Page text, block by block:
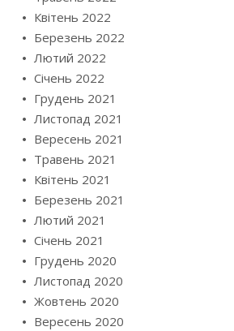
Квітень 2022
Березень 2022
Лютий 2022
Січень 2022
Грудень 2021
Листопад 2021
Вересень 2021
Травень 2021
Квітень 2021
Березень 2021
Лютий 2021
Січень 2021
Грудень 2020
Листопад 2020
Жовтень 2020
Вересень 2020